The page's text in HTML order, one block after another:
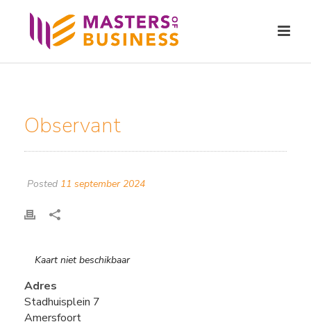
Observant
Posted 11 september 2024
Kaart niet beschikbaar
Adres
Stadhuisplein 7
Amersfoort